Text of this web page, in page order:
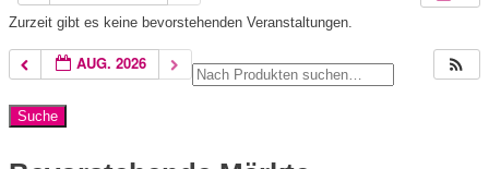
Zurzeit gibt es keine bevorstehenden Veranstaltungen.
AUG. 2026